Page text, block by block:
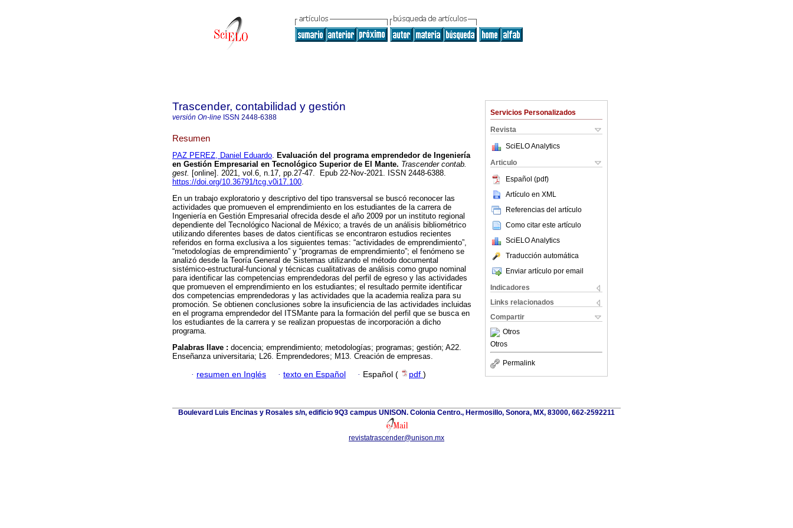
Servicios Personalizados
Revista
SciELO Analytics
Articulo
Español (pdf)
Artículo en XML
Referencias del artículo
Como citar este artículo
SciELO Analytics
Traducción automática
Enviar artículo por email
Indicadores
Links relacionados
Compartir
Otros
Otros
Permalink
Trascender, contabilidad y gestión
versión On-line ISSN 2448-6388
Resumen
PAZ PEREZ, Daniel Eduardo. Evaluación del programa emprendedor de Ingeniería
en Gestión Empresarial en Tecnológico Superior de El Mante. Trascender contab.
gest. [online]. 2021, vol.6, n.17, pp.27-47. Epub 22-Nov-2021. ISSN 2448-6388.
https://doi.org/10.36791/tcg.v0i17.100.
En un trabajo exploratorio y descriptivo del tipo transversal se buscó reconocer las
actividades que promueven el emprendimiento en los estudiantes de la carrera de
Ingeniería en Gestión Empresarial ofrecida desde el año 2009 por un instituto regional
dependiente del Tecnológico Nacional de México; a través de un análisis bibliométrico
utilizando diferentes bases de datos científicas se encontraron estudios recientes
referidos en forma exclusiva a los siguientes temas: “actividades de emprendimiento”,
“metodologías de emprendimiento” y “programas de emprendimiento”; el fenómeno se
analizó desde la Teoría General de Sistemas utilizando el método documental
sistémico-estructural-funcional y técnicas cualitativas de análisis como grupo nominal
para identificar las competencias emprendedoras del perfil de egreso y las actividades
que promueven el emprendimiento en los estudiantes; el resultado permite identificar
dos competencias emprendedoras y las actividades que la academia realiza para su
promoción. Se obtienen conclusiones sobre la insuficiencia de las actividades incluidas
en el programa emprendedor del ITSMante para la formación del perfil que se busca en
los estudiantes de la carrera y se realizan propuestas de incorporación a dicho
programa.
Palabras llave : docencia; emprendimiento; metodologías; programas; gestión; A22.
Enseñanza universitaria; L26. Emprendedores; M13. Creación de empresas.
· resumen en Inglés · texto en Español · Español ( pdf )
Boulevard Luis Encinas y Rosales s/n, edificio 9Q3 campus UNISON. Colonia Centro., Hermosillo, Sonora, MX, 83000, 662-2592211
revistatrascender@unison.mx